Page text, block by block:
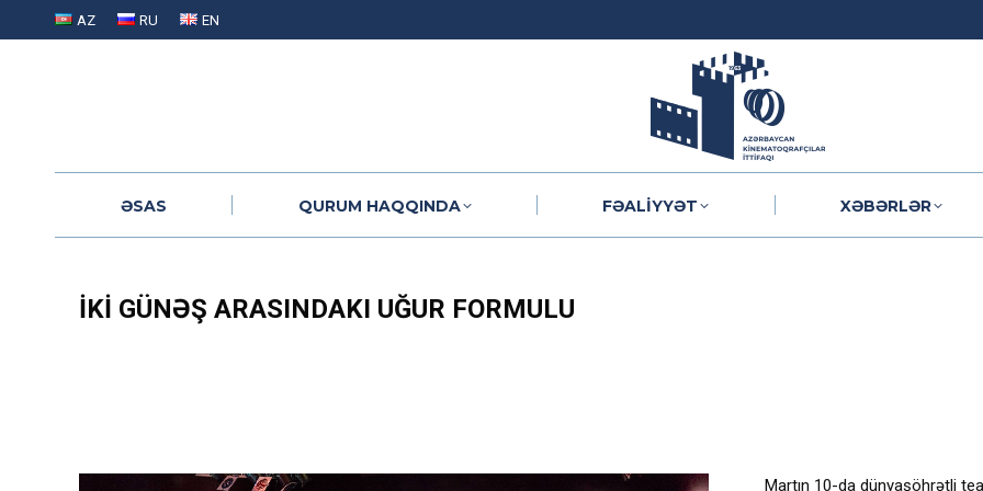
AZ RU EN
ƏSAS
QURUM HAQQINDA FƏALIYYƏT XƏBƏRLƏR
İKI GÜNƏŞ ARASINDAKI UĞUR FORMULU
Martın 10-da dünyaşöhrətli